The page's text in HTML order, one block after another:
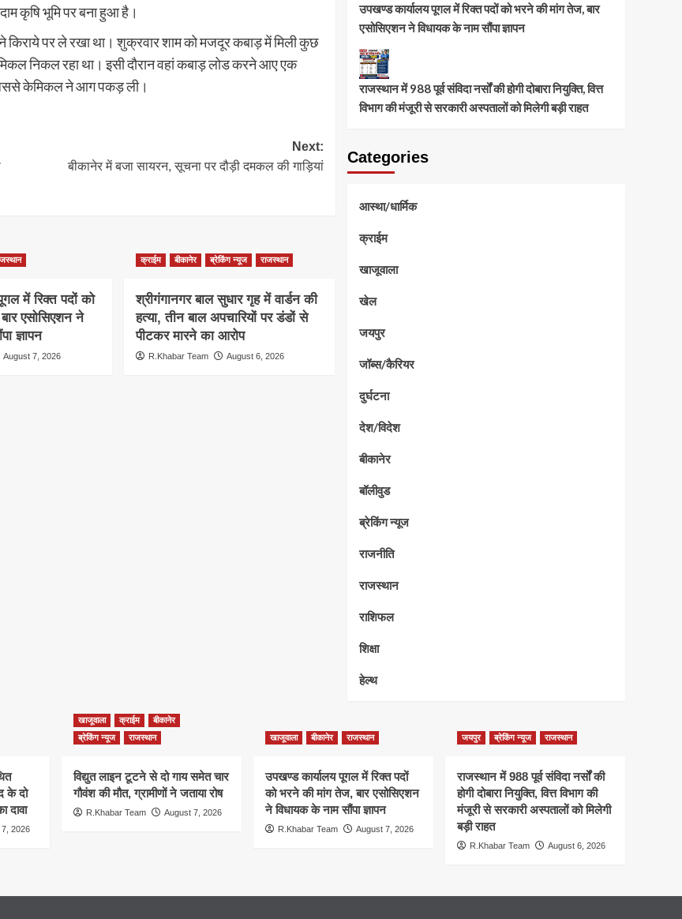
कृषि भूमि पर बना हुआ है।
पर ले रखा था। शुक्रवार शाम को मजदूर कबाड़ में मिली कुछ
निकल रहा था। इसी दौरान वहां कबाड़ लोड करने आए एक
केमिकल ने आग पकड़ ली।
Next:
बीकानेर में बजा सायरन, सूचना पर दौड़ी दमकल की गाड़ियां
में रिक्त पदों को
एसोसिएशन ने
ज्ञापन
August 7, 2026
क्राईम बीकानेर ब्रेकिंग न्यूज राजस्थान
श्रीगंगानगर बाल सुधार गृह में वार्डन की
हत्या, तीन बाल अपचारियों पर डंडों से
पीटकर मारने का आरोप
R.Khabar Team August 6, 2026
उपखण्ड कार्यालय पूगल में रिक्त पदों को भरने की मांग तेज, बार
एसोसिएशन ने विधायक के नाम सौंपा ज्ञापन
राजस्थान में 988 पूर्व संविदा नर्सों की होगी दोबारा नियुक्ति, वित्त
विभाग की मंजूरी से सरकारी अस्पतालों को मिलेगी बड़ी राहत
Categories
आस्था/धार्मिक
क्राईम
खाजूवाला
खेल
जयपुर
जॉब्स/कैरियर
दुर्घटना
देश/विदेश
बीकानेर
बॉलीवुड
ब्रेकिंग न्यूज
राजनीति
राजस्थान
राशिफल
शिक्षा
हेल्थ
के दो
दावा
2026
खाजूवाला क्राईम
बीकानेर
ब्रेकिंग न्यूज
राजस्थान
विद्युत लाइन टूटने से दो गाय समेत चार
गौवंश की मौत, ग्रामीणों ने जताया रोष
R.Khabar Team August 7, 2026
खाजूवाला बीकानेर राजस्थान
उपखण्ड कार्यालय पूगल में रिक्त पदों
को भरने की मांग तेज, बार एसोसिएशन
ने विधायक के नाम सौंपा ज्ञापन
R.Khabar Team August 7, 2026
जयपुर ब्रेकिंग न्यूज राजस्थान
राजस्थान में 988 पूर्व संविदा नर्सों की
होगी दोबारा नियुक्ति, वित्त विभाग की
मंजूरी से सरकारी अस्पतालों को मिलेगी
बड़ी राहत
R.Khabar Team August 6, 2026